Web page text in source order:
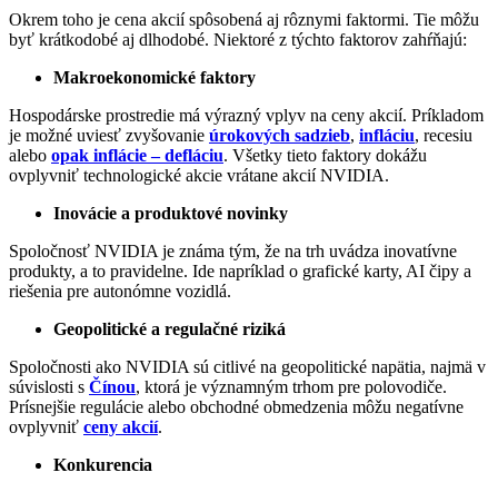
Okrem toho je cena akcií spôsobená aj rôznymi faktormi. Tie môžu
byť krátkodobé aj dlhodobé. Niektoré z týchto faktorov zahŕňajú:
Makroekonomické faktory
Hospodárske prostredie má výrazný vplyv na ceny akcií. Príkladom
je možné uviesť zvyšovanie úrokových sadzieb, infláciu, recesiu
alebo opak inflácie – defláciu. Všetky tieto faktory dokážu
ovplyvniť technologické akcie vrátane akcií NVIDIA.
Inovácie a produktové novinky
Spoločnosť NVIDIA je známa tým, že na trh uvádza inovatívne
produkty, a to pravidelne. Ide napríklad o grafické karty, AI čipy a
riešenia pre autonómne vozidlá.
Geopolitické a regulačné riziká
Spoločnosti ako NVIDIA sú citlivé na geopolitické napätia, najmä v
súvislosti s Čínou, ktorá je významným trhom pre polovodiče.
Prísnejšie regulácie alebo obchodné obmedzenia môžu negatívne
ovplyvniť ceny akcií.
Konkurencia